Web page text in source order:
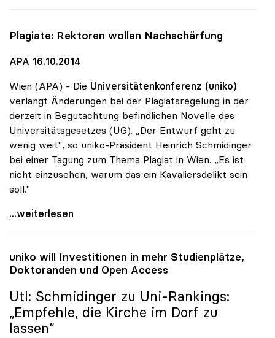
Plagiate: Rektoren wollen Nachschärfung
APA 16.10.2014
Wien (APA) - Die Universitätenkonferenz (uniko)
verlangt Änderungen bei der Plagiatsregelung in der
derzeit in Begutachtung befindlichen Novelle des
Universitätsgesetzes (UG). „Der Entwurf geht zu
wenig weit", so uniko-Präsident Heinrich Schmidinger
bei einer Tagung zum Thema Plagiat in Wien. „Es ist
nicht einzusehen, warum das ein Kavaliersdelikt sein
soll."
Plagiate: Rektoren wollen Nachschärfung
...weiterlesen
uniko will Investitionen in mehr Studienplätze,
Doktoranden und Open Access
Utl: Schmidinger zu Uni-Rankings:
„Empfehle, die Kirche im Dorf zu
lassen“